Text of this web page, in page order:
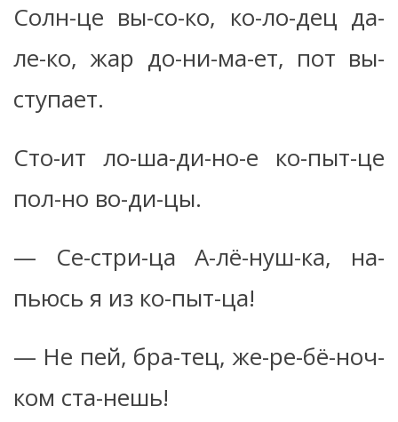
Солн-це вы-со-ко, ко-ло-дец да-
ле-ко, жар до-ни-ма-ет, пот вы-
ступает.
Сто-ит ло-ша-ди-но-е ко-пыт-це
пол-но во-ди-цы.
— Се-стри-ца А-лё-нуш-ка, на-
пьюсь я из ко-пыт-ца!
— Не пей, бра-тец, же-ре-бё-ноч-
ком ста-нешь!